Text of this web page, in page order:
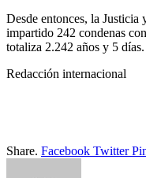
Desde entonces, la Justicia
impartido 242 condenas
totaliza 2.242 años y 5 días.
Redacción internacional
Share. Facebook Twitter